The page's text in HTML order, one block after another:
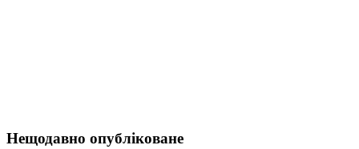
Нещодавно опубліковане